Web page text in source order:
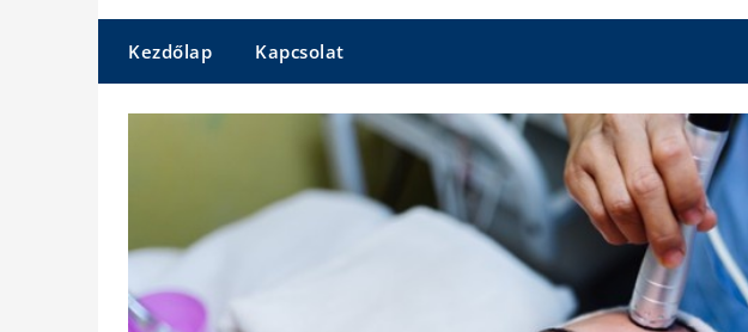
Kezdőlap Kapcsolat